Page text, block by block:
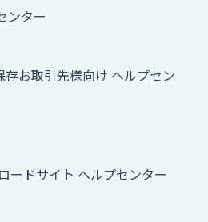
ンター
お取引先様向け ヘルプセン
ードサイト ヘルプセンター